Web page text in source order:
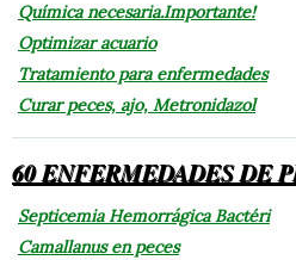
Química necesaria.Importante!
Optimizar acuario
Tratamiento para enfermedades
Curar peces, ajo, Metronidazol
60 ENFERMEDADES DE
Septicemia Hemorrágica Bactéri
Camallanus en peces